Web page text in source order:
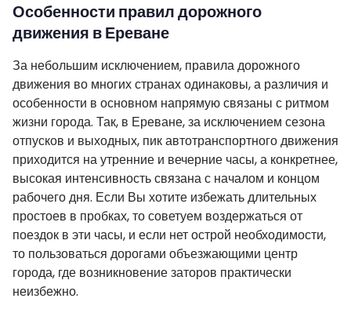
Особенности правил дорожного
движения в Ереване
За небольшим исключением, правила дорожного
движения во многих странах одинаковы, а различия и
особенности в основном напрямую связаны с ритмом
жизни города. Так, в Ереване, за исключением сезона
отпусков и выходных, пик автотранспортного движения
приходится на утренние и вечерние часы, а конкретнее,
высокая интенсивность связана с началом и концом
рабочего дня. Если Вы хотите избежать длительных
простоев в пробках, то советуем воздержаться от
поездок в эти часы, и если нет острой необходимости,
то пользоваться дорогами объезжающими центр
города, где возникновение заторов практически
неизбежно.